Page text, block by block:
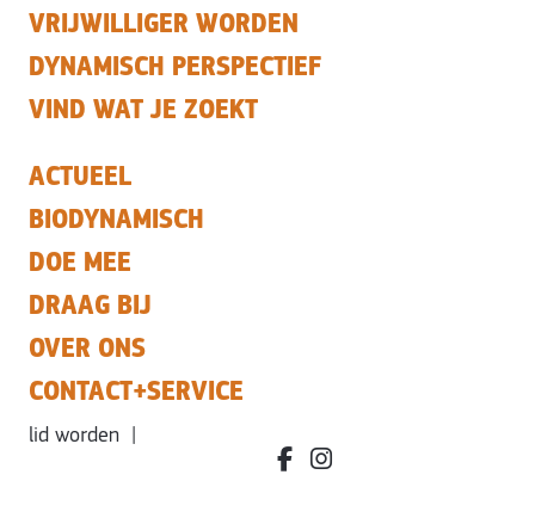
VRIJWILLIGER WORDEN
DYNAMISCH PERSPECTIEF
VIND WAT JE ZOEKT
ACTUEEL
BIODYNAMISCH
DOE MEE
DRAAG BIJ
OVER ONS
CONTACT+SERVICE
lid worden
facebook.com/bdvereniging/
instagram.com/